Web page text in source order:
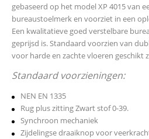
gebaseerd op het model XP 4015 van
bureaustoelmerk en voorziet in een
Een kwalitatieve goed verstelbare
geprijsd is. Standaard voorzien van
voor harde en zachte vloeren geschikt
Standaard voorzieningen:
NEN EN 1335
Rug plus zitting Zwart stof 0-39.
Synchroon mechaniek
Zijdelingse draaiknop voor